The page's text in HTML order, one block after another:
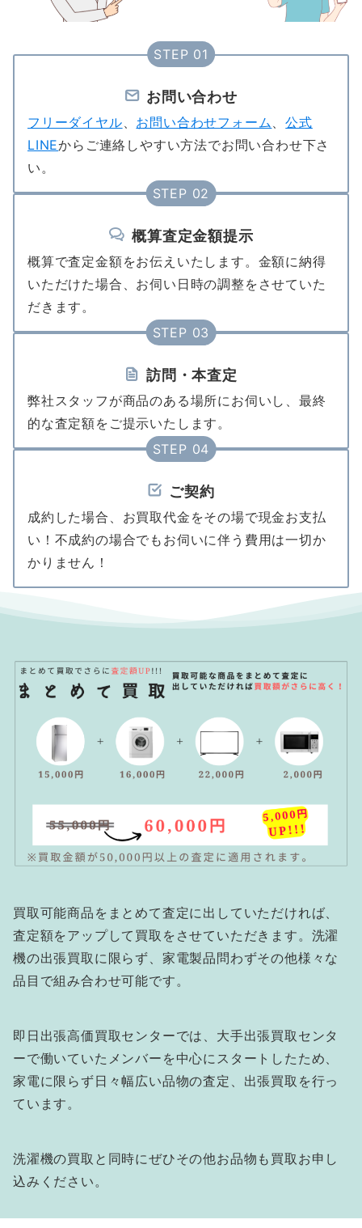
STEP 01
お問い合わせ
フリーダイヤル お問い合わせフォーム 、公式
LINEからご連絡しやすい方法でお問い合わせ下さ
い。
STEP 02
概算査定金額提示
概算で査定金額をお伝えいたします。金額に納得
いただけた場合、お伺い日時の調整をさせていた
だきます。
STEP 03
訪問・本査定
弊社スタッフが商品のある場所にお伺いし、最終
的な査定額をご提示いたします。
STEP 04
ご契約
成約した場合、お買取代金をその場で現金お支払
い！不成約の場合でもお伺いに伴う費用は一切か
かりません！
買取可能商品をまとめて査定に出していただければ、
査定額をアップして買取をさせていただきます。洗濯
機の出張買取に限らず、家電製品問わずその他様々な
品目で組み合わせ可能です。
即日出張高価買取センターでは、大手出張買取センタ
ーで働いていたメンバーを中心にスタートしたため、
家電に限らず日々幅広い品物の査定、出張買取を行っ
ています。
洗濯機の買取と同時にぜひその他お品物も買取お申し
込みください。